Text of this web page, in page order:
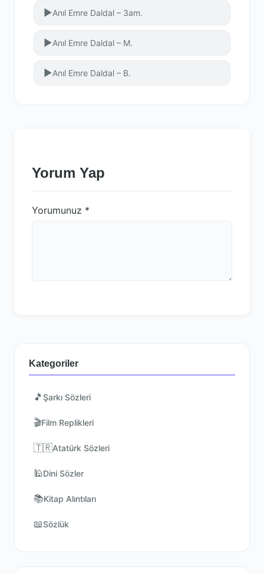
▶Anıl Emre Daldal – 3am.
▶Anıl Emre Daldal – M.
▶Anıl Emre Daldal – B.
Yorum Yap
Yorumunuz *
Kategoriler
🎵 Şarkı Sözleri
🎬Film Replikleri
🇹🇷Atatürk Sözleri
🕌Dini Sözler
📚Kitap Alıntıları
📖Sözlük